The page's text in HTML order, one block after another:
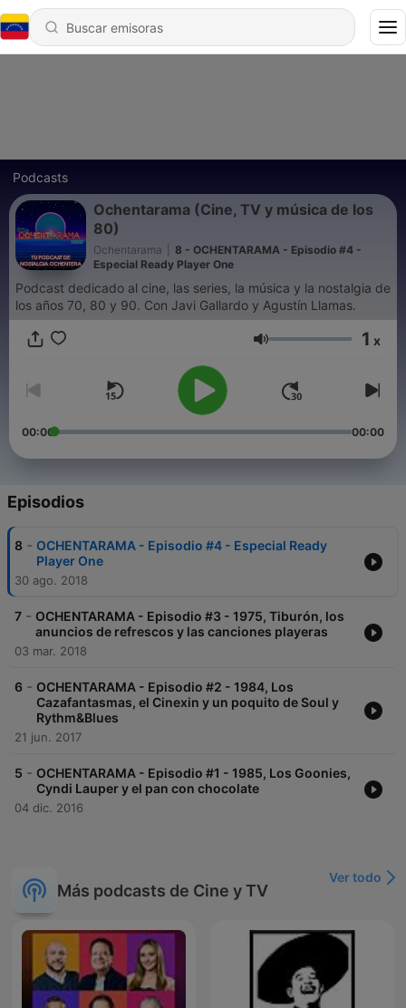
Podcasts
Ochentarama (Cine, TV y música de los
80)
Ochentarama
8 - OCHENTARAMA - Episodio #4 -
Especial Ready Player One
Podcast dedicado al cine, las series, la música y la nostalgia de
los años 70, 80 y 90. Con Javi Gallardo y Agustín Llamas.
Volumen 1 x
00:00 00:00
Episodios
8 - OCHENTARAMA - Episodio #4 - Especial Ready
Player One
30 ago. 2018
7 - OCHENTARAMA - Episodio #3 - 1975, Tiburón, los
anuncios de refrescos y las canciones playeras
03 mar. 2018
6 - OCHENTARAMA - Episodio #2 - 1984, Los
Cazafantasmas, el Cinexin y un poquito de Soul y
Rythm&Blues
21 jun. 2017
5 - OCHENTARAMA - Episodio #1 - 1985, Los Goonies,
Cyndi Lauper y el pan con chocolate
04 dic. 2016
Más podcasts de Cine y TV
Ver todo